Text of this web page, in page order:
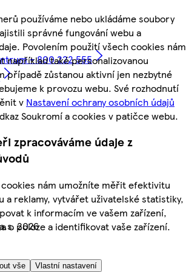
používáme nebo ukládáme soubory
správné fungování webu a
Povolením použití všech cookies nám
například také personalizovanou
případě zůstanou aktivní jen nezbytné
k provozu webu. Své rozhodnutí
v Nastavení ochrany osobních údajů
Soukromí a cookies v patičce webu.
zpracováváme údaje z
nám umožníte měřit efektivitu
a reklamy, vytvářet uživatelské statistiky,
k informacím ve vašem zařízení,
o poloze a identifikovat vaše zařízení.
vše Vlastní nastavení
- 800 222 555
2026